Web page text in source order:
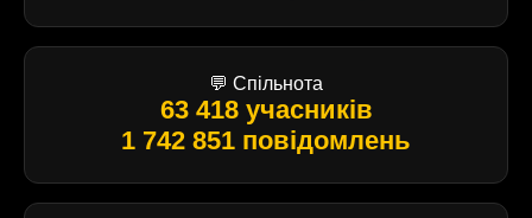
💬 Спільнота
63 418 учасників
1 742 851 повідомлень